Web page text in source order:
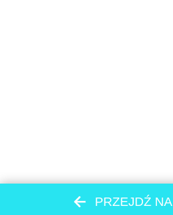
PRZEJDŹ NA